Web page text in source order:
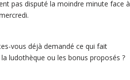
pas disputé la moindre minute face à
vous déjà demandé ce qui fait
ludothèque ou les bonus proposés ?